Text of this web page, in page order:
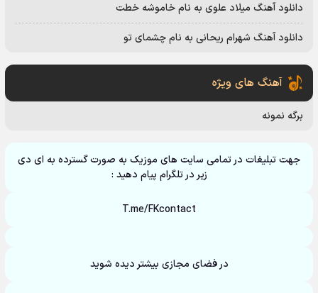
دانلود آهنگ میلاد علوی به نام خاموشه خطت
دانلود آهنگ شهرام ریحانی به نام چشمای تو
آهنگ های ویژه
برگه نمونه
جهت تبلیغات در تمامی سایت های موزیک به صورت گسترده به ای دی
زیر در تلگرام پیام دهید :
T.me/FKcontact
در فضای مجازی بیشتر دیده شوید